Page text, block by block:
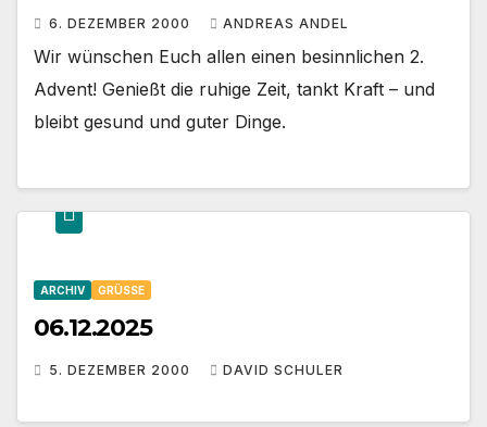
6. DEZEMBER 2000 ANDREAS ANDEL
Wir wünschen Euch allen einen besinnlichen 2.
Advent! Genießt die ruhige Zeit, tankt Kraft – und
bleibt gesund und guter Dinge.
ARCHIV GRÜSSE
06.12.2025
5. DEZEMBER 2000 DAVID SCHULER